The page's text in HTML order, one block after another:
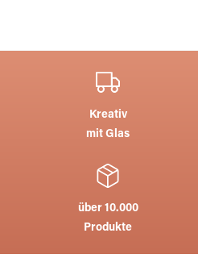
Kreativ
mit Glas
über 10.000
Produkte